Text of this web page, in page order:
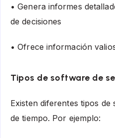
• Genera informes
de decisiones
• Ofrece información
Tipos de software de
Existen diferentes tipos de
de tiempo. Por ejemplo: